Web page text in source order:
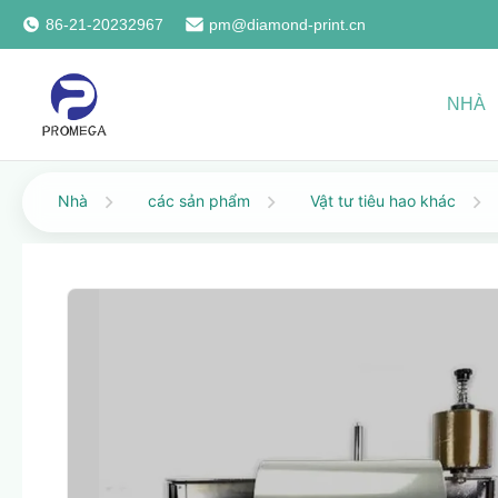
86-21-20232967 pm@diamond-print.cn
NHÀ
Nhà các sản phẩm Vật tư tiêu hao khác